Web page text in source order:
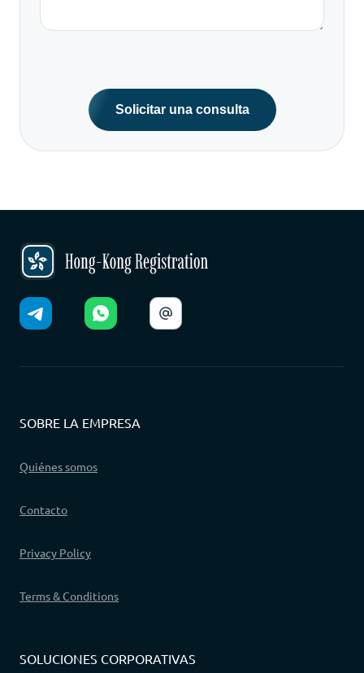
Solicitar una consulta
SOBRE LA EMPRESA
Quiénes somos
Contacto
Privacy Policy
Terms & Conditions
SOLUCIONES CORPORATIVAS